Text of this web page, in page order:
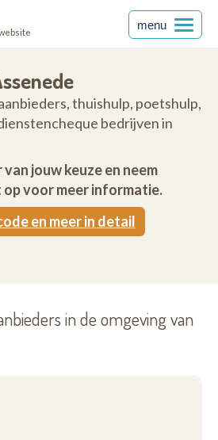
menu
thuishulp, poetshulp,
bedrijven in
jouw keuze en neem
voor meer informatie.
en meer in detail
in de omgeving van